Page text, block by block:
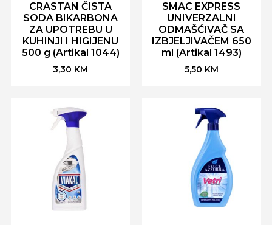
CRASTAN ČISTA
SODA BIKARBONA
ZA UPOTREBU U
KUHINJI I HIGIJENU
500 g (Artikal 1044)
3,30 KM
SMAC EXPRESS
UNIVERZALNI
ODMAŠĆIVAČ SA
IZBJELJIVAČEM 650
ml (Artikal 1493)
5,50 KM